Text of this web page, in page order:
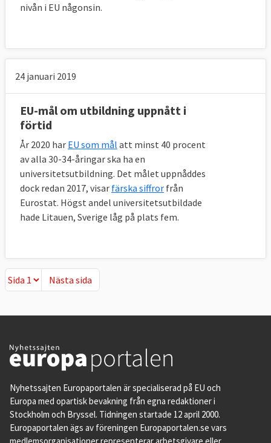
nivån i EU någonsin.
24 januari 2019
EU-mål om utbildning uppnått i
förtid
År 2020 har EU som mål att minst 40 procent
av alla 30-34-åringar ska ha en
universitetsutbildning. Det målet uppnåddes
dock redan 2017, visar färska siffror från
Eurostat. Högst andel universitetsutbildade
hade Litauen, Sverige låg på plats fem.
Nästa sida
Nästa sida
Nyhetssajten Europaportalen är specialiserad på EU och
Europa med opartisk bevakning från egna redaktioner i
Stockholm och Bryssel. Tidningen startade 12 april 2000.
Europaportalen ägs av föreningen Europaportalen.se vars